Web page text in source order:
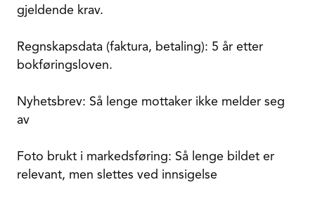
gjeldende krav.
Regnskapsdata (faktura, betaling): 5 år etter
bokføringsloven.
Nyhetsbrev: Så lenge mottaker ikke melder seg
av
Foto brukt i markedsføring: Så lenge bildet er
relevant, men slettes ved innsigelse